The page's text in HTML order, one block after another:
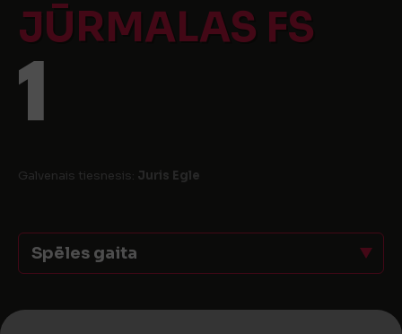
JŪRMALAS FS
1
Galvenais tiesnesis: Juris Egle
Spēles gaita